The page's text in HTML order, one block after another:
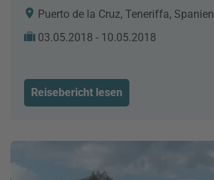
Puerto de la Cruz, Teneriffa, Spanien
03.05.2018 - 10.05.2018
Reisebericht lesen